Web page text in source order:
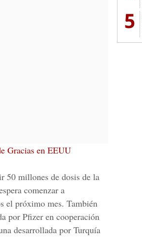
Gracias en EEUU
50 millones de dosis de la
comenzar a
el próximo mes. También
por Pfizer en cooperación
desarrollada por Turquía
5